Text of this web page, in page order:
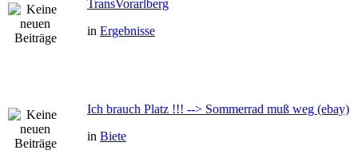
TransVorarlberg
in Ergebnisse
Ich brauch Platz !!! --> Sommerrad muß weg (ebay)
in Biete